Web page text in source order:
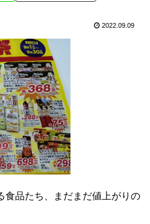
2022.09.09
食品たち、まだまだ値上がりの